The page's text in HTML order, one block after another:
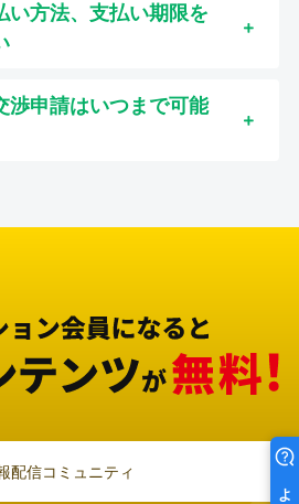
い方法、支払い期限を
渉申請はいつまで可能
配信コミュニティ